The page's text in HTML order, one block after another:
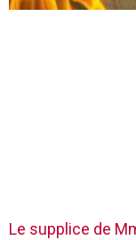
Le supplice de